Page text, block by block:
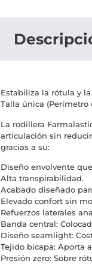
Estabiliza la rótula y
Talla única (Perímetro
La rodillera
articulación sin
gracias a su:
Diseño envolvente
Alta transpirabilidad.
Acabado diseñado
Elevado confort sin
Refuerzos laterales
Banda central:
Diseño seamlight:
Tejido bicapa: Aporta
Presión zero: Sobre